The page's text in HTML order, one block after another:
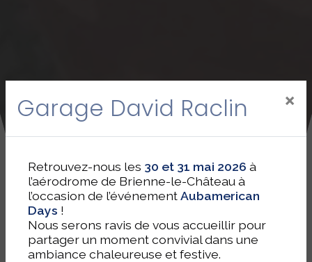
Garage David Raclin ×
Retrouvez-nous les 30 et 31 mai 2026 à
l’aérodrome de Brienne-le-Château à
l’occasion de l’événementAubamerican
Days !
Nous serons ravis de vous accueillir pour
partager un moment convivial dans une
ambiance chaleureuse et festive.